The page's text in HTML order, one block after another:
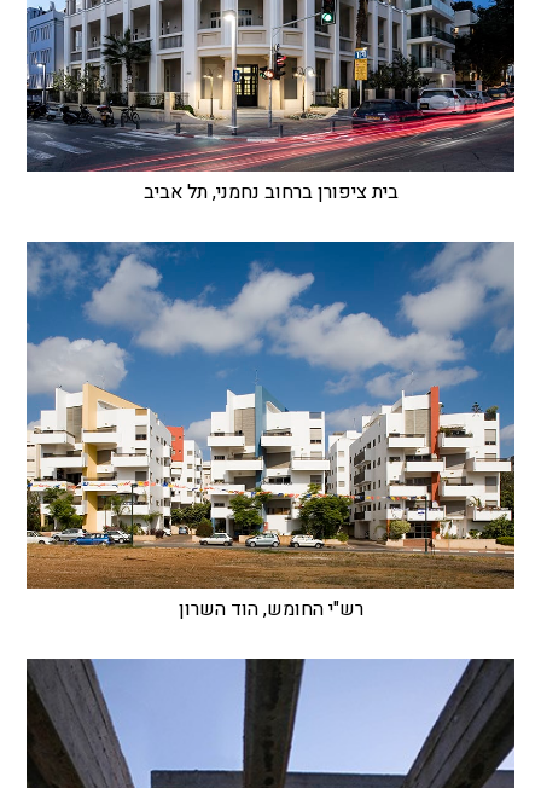
בית ציפורן ברחוב נחמני, תל אביב
רש"י החומש, הוד השרון